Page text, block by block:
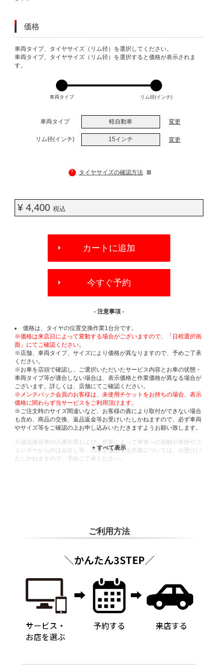
価格
VARIATIONS
車両タイプ、タイヤサイズ（リム径）を選択してください。
車両タイプ、タイヤサイズ（リム径）を選択すると価格が表示されま
す。
車両タイプ リム径(インチ)
車両タイプ 軽自動車 変更
リム径(インチ) 15インチ 変更
? タイヤサイズの確認方法
¥ 4,400 税込
OPTIONS
カートに追加
今すぐ予約
- 注意事項 -
価格は、タイヤの位置交換作業1台分です。
※価格は来店日によって変動する場合がございますので、「日程選択画
面」にてご確認ください。
※店舗、車両タイプ、サイズにより価格が異なりますので、予めご了承
ください。
※お車を店頭で確認し、ご選択いただいたサービス内容とお車の状態・
車両タイプ等が適合しない場合は、表示価格と作業価格が異なる場合が
ございます。詳しくは、店舗にてご確認ください。
※メンテパック会員のお客様は、未使用チケットをお持ちの場合、表示
価格に関わらず当サービスをご利用頂けます。
※ご注文時のサイズ間違いなど、お客様の責により取付ができない場合
も含め、商品の交換、返品返金等お受けいたしかねますので、必ず車両
やサイズ等をご確認の上お申し込みいただきますようお願い致します。
※違法改造車の入庫作業および、作業によって車体への接触や車枠やフ
ェンダーからのはみ出し等、法規を逸脱する作業については、お受けい
たしかねますので、予めご了承ください。
ご利用方法